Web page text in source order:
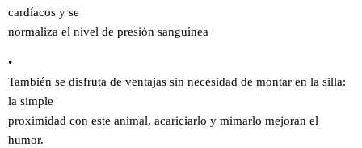
cardíacos y se
normaliza el nivel de presión sanguínea
•
También se disfruta de ventajas sin necesidad de montar en la silla:
la simple
proximidad con este animal, acariciarlo y mimarlo mejoran el
humor.